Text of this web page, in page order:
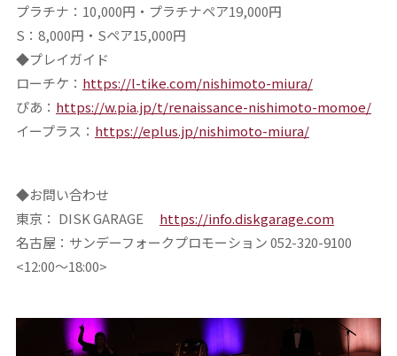
プラチナ：10,000円・プラチナペア19,000円
S：8,000円・Sペア15,000円
◆プレイガイド
ローチケ： https://l-tike.com/nishimoto-miura/
ぴあ： https://w.pia.jp/t/renaissance-nishimoto-momoe/
イープラス： https://eplus.jp/nishimoto-miura/
◆お問い合わせ
東京： DISK GARAGE https://info.diskgarage.com
名古屋：サンデーフォークプロモーション 052-320-9100
<12:00～18:00>